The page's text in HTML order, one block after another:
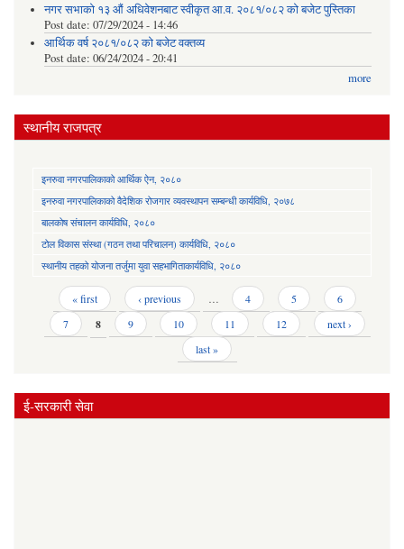
नगर सभाको १३ औं अधिवेशनबाट स्वीकृत आ.व. २०८१/०८२ को बजेट पुस्तिका
Post date: 07/29/2024 - 14:46
आर्थिक वर्ष २०८१/०८२ को बजेट वक्तव्य
Post date: 06/24/2024 - 20:41
more
स्थानीय राजपत्र
इनरुवा नगरपालिकाको आर्थिक ऐन, २०८०
इनरुवा नगरपालिकाको वैदेशिक रोजगार व्यवस्थापन सम्बन्धी कार्यविधि, २०७८
बालकोष संचालन कार्यविधि, २०८०
टोल विकास संस्था (गठन तथा परिचालन) कार्यविधि, २०८०
स्थानीय तहको योजना तर्जुमा युवा सहभागिताकार्यविधि, २०८०
Pages « first ‹ previous … 4 5
6
7
8 9 10 11 12
next ›
last »
ई-सरकारी सेवा